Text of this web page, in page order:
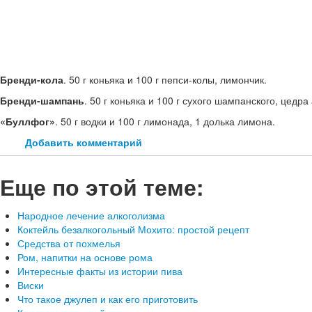
Бренди-кола. 50 г коньяка и 100 г пепси-колы, лимончик.
Бренди-шампань. 50 г коньяка и 100 г сухого шампанского,
«Буллфог». 50 г водки и 100 г лимонада, 1 долька лимона.
Добавить комментарий
Еще по этой теме:
Народное лечение алкоголизма
Коктейль безалкогольный Мохито: простой рецепт
Средства от похмелья
Ром, напитки на основе рома
Интересные факты из истории пива
Виски
Что такое джулеп и как его приготовить